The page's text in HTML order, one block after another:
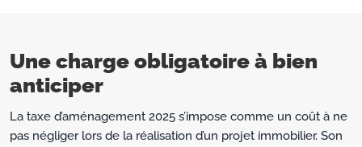
Une charge obligatoire à bien
anticiper
La taxe d’aménagement 2025 s’impose comme un coût à ne
pas négliger lors de la réalisation d’un projet immobilier. Son